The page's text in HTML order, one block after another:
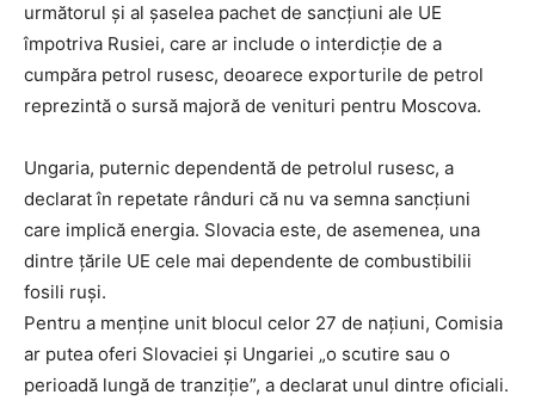
următorul și al șaselea pachet de sancțiuni ale UE
împotriva Rusiei, care ar include o interdicție de a
cumpăra petrol rusesc, deoarece exporturile de petrol
reprezintă o sursă majoră de venituri pentru Moscova.
Ungaria, puternic dependentă de petrolul rusesc, a
declarat în repetate rânduri că nu va semna sancțiuni
care implică energia. Slovacia este, de asemenea, una
dintre țările UE cele mai dependente de combustibilii
fosili ruși.
Pentru a menține unit blocul celor 27 de națiuni, Comisia
ar putea oferi Slovaciei și Ungariei „o scutire sau o
perioadă lungă de tranziție”, a declarat unul dintre oficiali.